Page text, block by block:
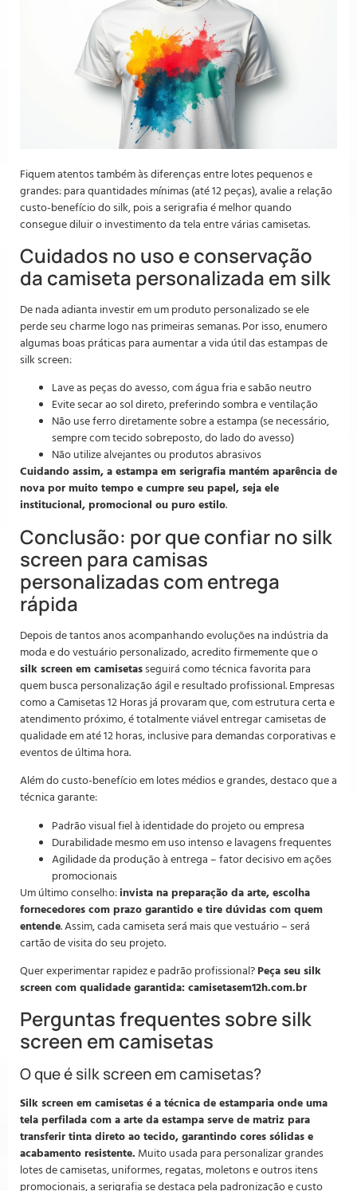
Fiquem atentos também às diferenças entre lotes pequenos e
grandes: para quantidades mínimas (até 12 peças), avalie a relação
custo-benefício do silk, pois a serigrafia é melhor quando
consegue diluir o investimento da tela entre várias camisetas.
Cuidados no uso e conservação
da camiseta personalizada em silk
De nada adianta investir em um produto personalizado se ele
perde seu charme logo nas primeiras semanas. Por isso, enumero
algumas boas práticas para aumentar a vida útil das estampas de
silk screen:
Lave as peças do avesso, com água fria e sabão neutro
Evite secar ao sol direto, preferindo sombra e ventilação
Não use ferro diretamente sobre a estampa (se necessário,
sempre com tecido sobreposto, do lado do avesso)
Não utilize alvejantes ou produtos abrasivos
Cuidando assim, a estampa em serigrafia mantém aparência de
nova por muito tempo e cumpre seu papel, seja ele
institucional, promocional ou puro estilo.
Conclusão: por que confiar no silk
screen para camisas
personalizadas com entrega
rápida
Depois de tantos anos acompanhando evoluções na indústria da
moda e do vestuário personalizado, acredito firmemente que o
silk screen em camisetasseguirá como técnica favorita para
quem busca personalização ágil e resultado profissional. Empresas
como a Camisetas 12 Horas já provaram que, com estrutura certa e
atendimento próximo, é totalmente viável entregar camisetas de
qualidade em até 12 horas, inclusive para demandas corporativas e
eventos de última hora.
Além do custo-benefício em lotes médios e grandes, destaco que a
técnica garante:
Padrão visual fiel à identidade do projeto ou empresa
Durabilidade mesmo em uso intenso e lavagens frequentes
Agilidade da produção à entrega – fator decisivo em ações
promocionais
Um último conselho:invista na preparação da arte, escolha
fornecedores com prazo garantido e tire dúvidas com quem
entende. Assim, cada camiseta será mais que vestuário – será
cartão de visita do seu projeto.
Quer experimentar rapidez e padrão profissional? Peça seu silk
screen com qualidade garantida: camisetasem12h.com.br
Perguntas frequentes sobre silk
screen em camisetas
O que é silk screen em camisetas?
Silk screen em camisetas é a técnica de estamparia onde uma
tela perfilada com a arte da estampa serve de matriz para
transferir tinta direto ao tecido, garantindo cores sólidas e
acabamento resistente. Muito usada para personalizar grandes
lotes de camisetas, uniformes, regatas, moletons e outros itens
promocionais, a serigrafia se destaca pela padronização e custo